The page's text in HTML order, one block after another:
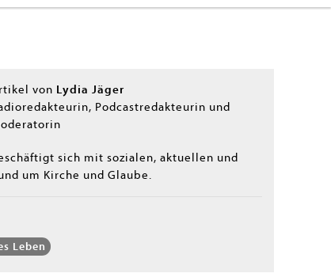
von Lydia Jäger
Podcastredakteurin und
sich mit sozialen, aktuellen und
um Kirche und Glaube.
Leben